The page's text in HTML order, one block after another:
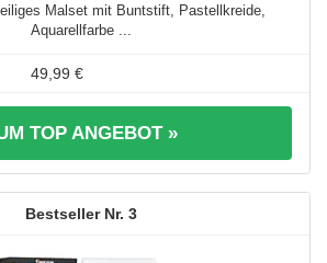
Malset mit Buntstift, Pastellkreide,
Aquarellfarbe ...
49,99 €
TOP ANGEBOT »
3